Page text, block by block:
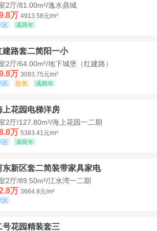
2厅/81.00m²/逸水鼎城
万 4913.58元/m²
区
满两年
建路套二简阳一小
2厅/64.00m²/地下城堡（红建路）
万 3093.75元/m²
区
急售 满两年
上花园电梯洋房
2厅/127.80m²/海上花园一二期
万 5383.41元/m²
区
满两年
东新区套二简装带家具家电
2厅/89.50m²/江水湾一二期
万 3664.8元/m²
区
号花园精装套三